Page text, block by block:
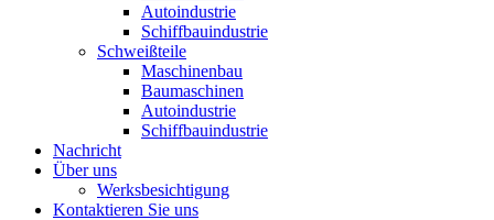
Autoindustrie
Schiffbauindustrie
Schweißteile
Maschinenbau
Baumaschinen
Autoindustrie
Schiffbauindustrie
Nachricht
Über uns
Werksbesichtigung
Kontaktieren Sie uns